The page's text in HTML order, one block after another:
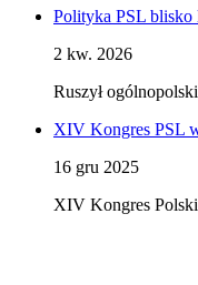
Polityka PSL blisko
2 kw. 2026
Ruszył
XIV Kongres PSL
16 gru 2025
XIV Kongres